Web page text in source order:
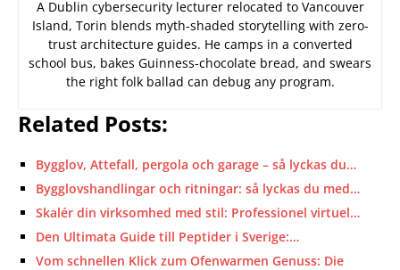
A Dublin cybersecurity lecturer relocated to Vancouver
Island, Torin blends myth-shaded storytelling with zero-
trust architecture guides. He camps in a converted
school bus, bakes Guinness-chocolate bread, and swears
the right folk ballad can debug any program.
Related Posts:
Bygglov, Attefall, pergola och garage – så lyckas du…
Bygglovshandlingar och ritningar: så lyckas du med…
Skalér din virksomhed med stil: Professionel virtuel…
Den Ultimata Guide till Peptider i Sverige:…
Vom schnellen Klick zum Ofenwarmen Genuss: Die